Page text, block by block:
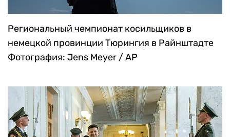
Региональный чемпионат косильщиков в
немецкой провинции Тюрингия в Райнштадте
Фотография: Jens Meyer / AP